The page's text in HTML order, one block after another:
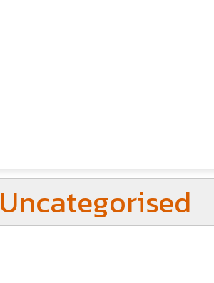
Uncategorised